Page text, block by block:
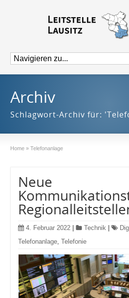
Archiv
Schlagwort-Archiv für:
Home » Telefonanlage
Neue
4. Februar 2022 Technik
Telefonanlage,Telefonie